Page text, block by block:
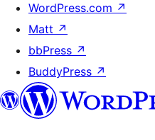
WordPress.com ↗
Matt ↗
bbPress ↗
BuddyPress ↗